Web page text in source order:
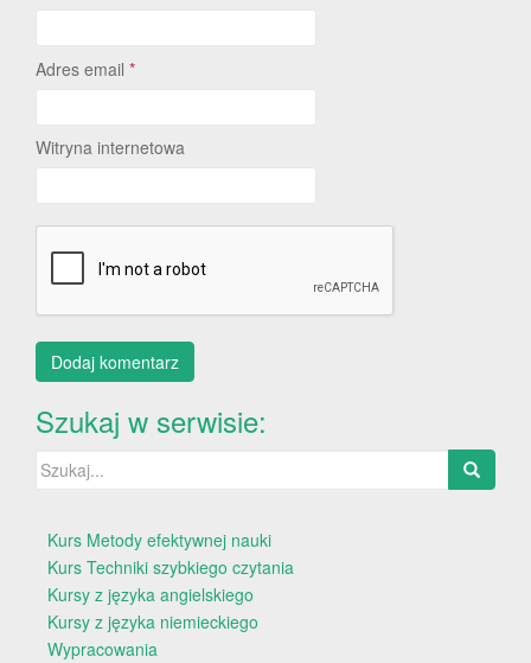
Adres email *
Witryna internetowa
Szukaj w serwisie:
Szukaj:
Kurs Metody efektywnej nauki
Kurs Techniki szybkiego czytania
Kursy z języka angielskiego
Kursy z języka niemieckiego
Wypracowania